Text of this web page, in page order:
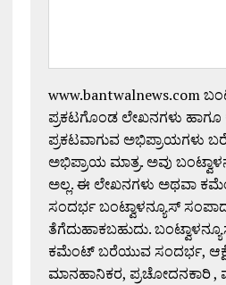
www.bantwalnews.com
ಪ್ರಕಟಗೊಂಡ ಲೇಖನಗಳು
ಪ್ರಕಟವಾಗುವ ಅಭಿಪ್ರಾಯಗಳು
ಅಭಿಪ್ರಾಯ ಮಾತ್ರ. ಅವು
ಅಲ್ಲ. ಈ ಲೇಖನಗಳು ಅಥವಾ
ಸಂದರ್ಭ ಬಂಟ್ವಾಳನ್ಯೂಸ್
ತೆಗೆದುಹಾಕಬಹುದು.
ಕಮೆಂಟ್ ಬರೆಯುವ ಸಂದರ್ಭ,
ಮಾನಹಾನಿಕರ, ಪ್ರಚೋದನಕಾರಿ ,